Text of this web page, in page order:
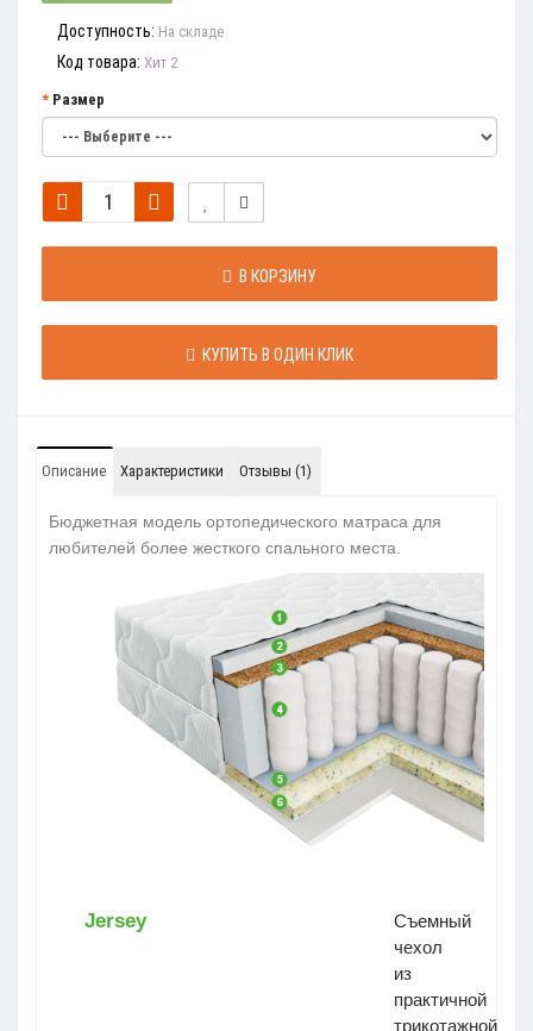
Доступность: На складе
Код товара: Хит 2
Размер
В КОРЗИНУ
КУПИТЬ В ОДИН КЛИК
Описание Характеристики Отзывы (1)
Бюджетная модель ортопедического матраса для
любителей более жесткого спального места.
Jersey
Съемный
чехол
из
практичной
трикотажной